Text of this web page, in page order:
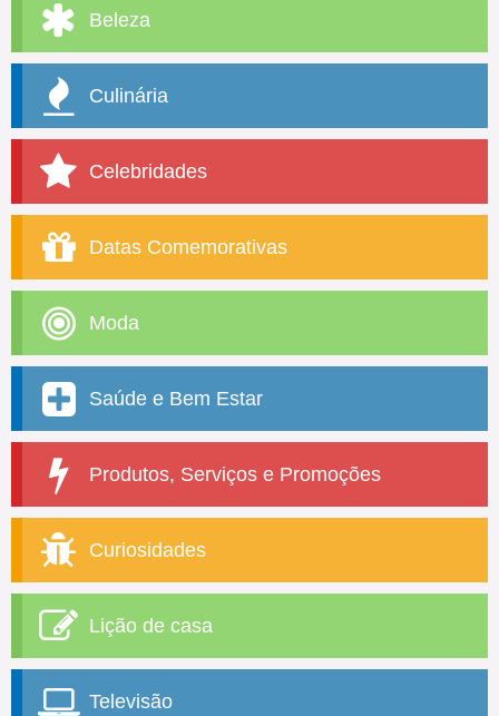
Beleza
Culinária
Celebridades
Datas Comemorativas
Moda
Saúde e Bem Estar
Produtos, Serviços e Promoções
Curiosidades
Lição de casa
Televisão